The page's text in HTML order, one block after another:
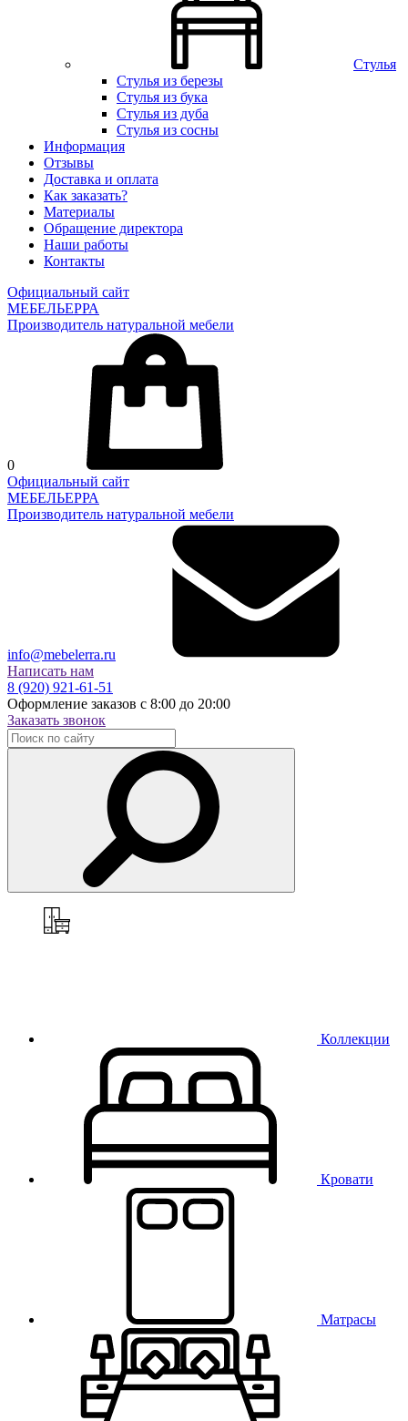
Стулья
Стулья из березы
Стулья из бука
Стулья из дуба
Стулья из сосны
Информация
Отзывы
Доставка и оплата
Как заказать?
Материалы
Обращение директора
Наши работы
Контакты
Официальный сайт
МЕБЕЛЬЕРРА
Производитель натуральной мебели
0
Официальный сайт
МЕБЕЛЬЕРРА
Производитель натуральной мебели
info@mebelerra.ru
Написать нам
8 (920) 921-61-51
Оформление заказов с 8:00 до 20:00
Заказать звонок
Коллекции
Кровати
Матрасы